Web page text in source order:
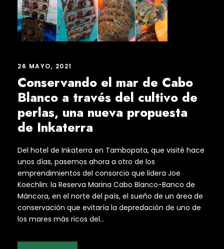
26 MAYO, 2021
Conservando el mar de Cabo
Blanco a través del cultivo de
perlas, una nueva propuesta
de Inkaterra
Del hotel de Inkaterra en Tambopata, que visité hace
unos días, pasemos ahora a otro de los
emprendimientos del consorcio que lidera Joe
Koechlin: la Reserva Marina Cabo Blanco-Banco de
Máncora, en el norte del país, el sueño de un área de
conservación que evitaría la depredación de uno de
los mares más ricos del...